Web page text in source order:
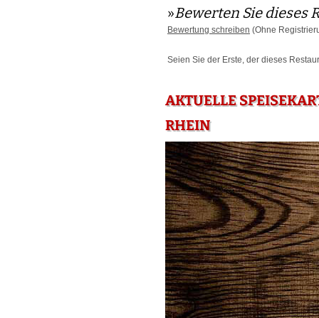
»Bewerten Sie dieses
Bewertung schreiben (Ohne
Seien Sie der Erste, der dieses
AKTUELLE
RHEIN